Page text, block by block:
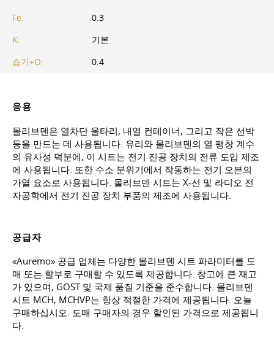
Fe:
0.3
K:
기본
습기+O:
0.4
응용
몰리브덴은 열차단 울타리, 내열 컨테이너, 그리고 작은 선박
등을 만드는 데 사용됩니다. 유리와 몰리브덴의 열 팽창 계수
의 유사성 덕분에, 이 시트는 전기 진공 장치의 전류 도입 제조
에 사용됩니다. 또한 수소 분위기에서 작동하는 전기 오븐의
가열 요소로 사용됩니다. 몰리브덴 시트는 X-선 및 라디오 전
자공학에서 전기 진공 장치 부품의 제조에 사용됩니다.
공급자
«Auremo» 공급 업체는 다양한 몰리브덴 시트 파라미터를 도
매 또는 할부로 구매할 수 있도록 제공합니다. 창고에 큰 재고
가 있으며, GOST 및 국제 품질 기준을 준수합니다. 몰리브덴
시트 MCH, MCHVP는 항상 적절한 가격에 제공됩니다. 오늘
구매하십시오. 도매 구매자의 경우 할인된 가격으로 제공됩니
다.